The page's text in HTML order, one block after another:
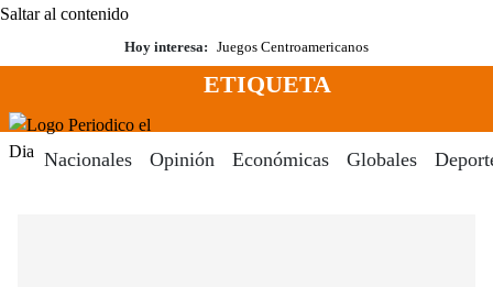
Saltar al contenido
Hoy interesa: Juegos Centroamericanos
Menú
ETIQUETA
Nacionales Opinión Económicas Globales